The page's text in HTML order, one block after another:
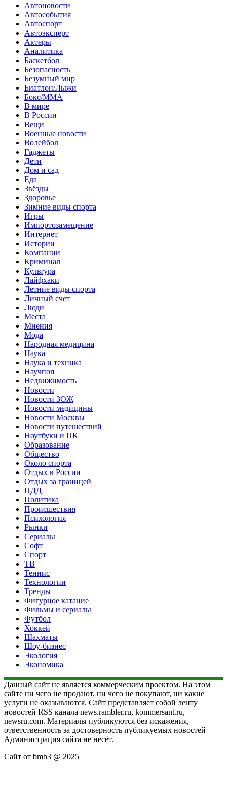
Автоновости
Автособытия
Автоспорт
Автоэксперт
Актеры
Аналитика
Баскетбол
Безопасность
Безумный мир
Биатлон/Лыжи
Бокс/MMA
В мире
В России
Вещи
Военные новости
Волейбол
Гаджеты
Дети
Дом и сад
Еда
Звёзды
Здоровье
Зимние виды спорта
Игры
Импортозамещение
Интернет
Истории
Компании
Криминал
Культура
Лайфхаки
Летние виды спорта
Личный счет
Люди
Места
Мнения
Мода
Народная медицина
Наука
Наука и техника
Научпоп
Недвижимость
Новости
Новости ЗОЖ
Новости медицины
Новости Москвы
Новости путешествий
Ноутбуки и ПК
Образование
Общество
Около спорта
Отдых в России
Отдых за границей
ПДД
Политика
Происшествия
Психология
Рынки
Сериалы
Софт
Спорт
ТВ
Теннис
Технологии
Тренды
Фигурное катание
Фильмы и сериалы
Футбол
Хоккей
Шахматы
Шоу-бизнес
Экология
Экономика
Данный сайт не является коммерческим проектом. На этом
сайте ни чего не продают, ни чего не покупают, ни какие
услуги не оказываются. Сайт представляет собой ленту
новостей RSS канала news.rambler.ru, kommersant.ru,
newsru.com. Материалы публикуются без искажения,
ответственность за достоверность публикуемых новостей
Администрация сайта не несёт.
Сайт от bmb3 @ 2025